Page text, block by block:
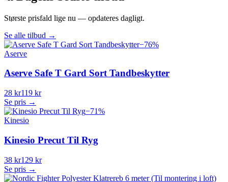
Største prisfald lige nu — opdateres dagligt.
Se alle tilbud →
−76%
Aserve
Aserve Safe T Gard Sort Tandbeskytter
28 kr119 kr
Se pris →
−71%
Kinesio
Kinesio Precut Til Ryg
38 kr129 kr
Se pris →